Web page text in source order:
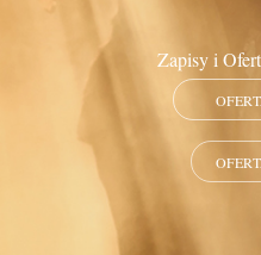
Zapisy i